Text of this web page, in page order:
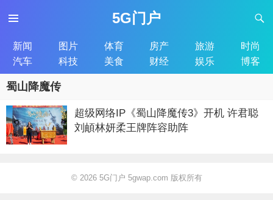
5G门户
新闻 图片 体育 房产 旅游
时尚
汽车
科技 美食 财经 娱乐 博客
蜀山降魔传
超级网络IP《蜀山降魔传3》开机 许君聪
刘頔林妍柔王牌阵容助阵
© 2026 5G门户 5gwap.com 版权所有